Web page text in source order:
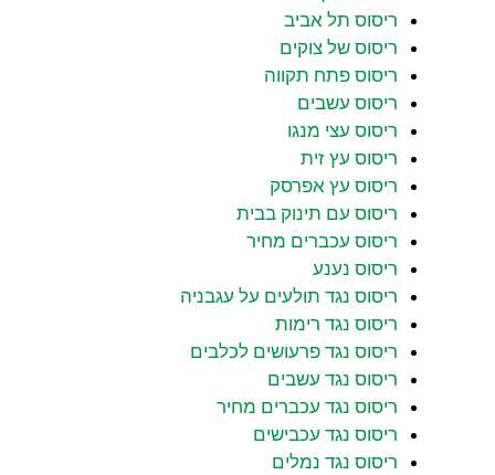
ריסוס תל אביב
ריסוס של צוקים
ריסוס פתח תקווה
ריסוס עשבים
ריסוס עצי מנגו
ריסוס עץ זית
ריסוס עץ אפרסק
ריסוס עם תינוק בבית
ריסוס עכברים מחיר
ריסוס נענע
ריסוס נגד תולעים על עגבניה
ריסוס נגד רימות
ריסוס נגד פרעושים לכלבים
ריסוס נגד עשבים
ריסוס נגד עכברים מחיר
ריסוס נגד עכבישים
ריסוס נגד נמלים